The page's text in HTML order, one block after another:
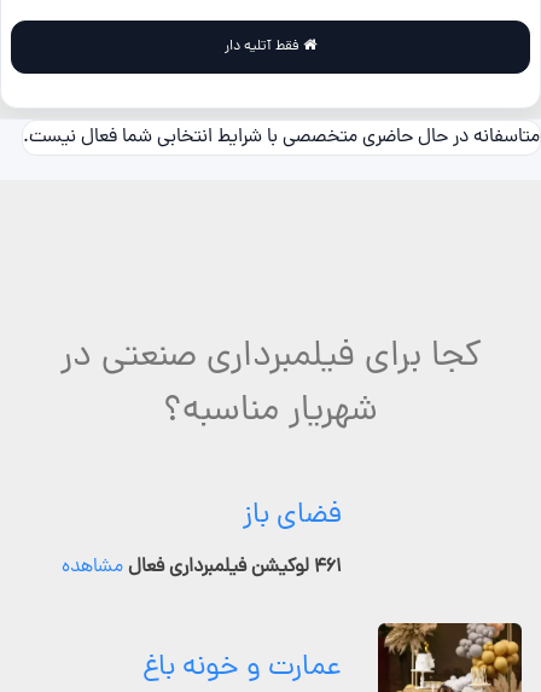
متاسفانه در حال حاضری متخصصی با شرایط انتخابی شما فعال نیست.
کجا برای فیلمبرداری صنعتی در
شهریار مناسبه؟
فضای باز
۴۶۱ لوکیشن فیلمبرداری فعال مشاهده
عمارت و خونه باغ